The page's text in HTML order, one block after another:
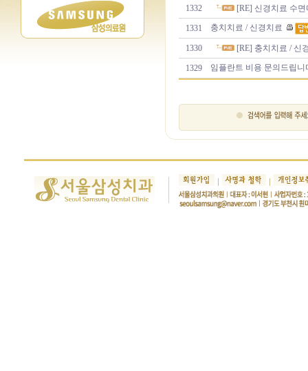
1332 [RE] 신경치료 수면
1331 충치치료 / 신경치료
1330 [RE] 충치치료 / 신
1329 임플란트 비용 문의드립니